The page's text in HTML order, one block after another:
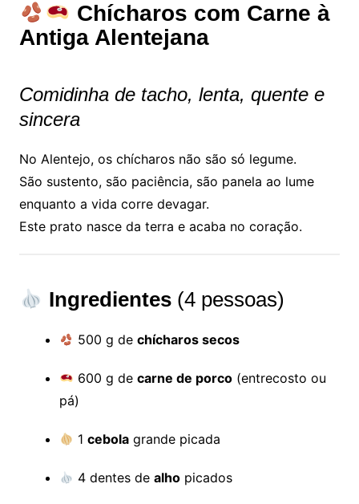
Chícharos com Carne à
Antiga Alentejana
Comidinha de tacho, lenta, quente e
sincera
No Alentejo, os chícharos não são só legume.
São sustento, são paciência, são panela ao lume
enquanto a vida corre devagar.
Este prato nasce da terra e acaba no coração.
Ingredientes(4 pessoas)
500 g dechícharos secos
600 g decarne de porco (entrecosto ou
pá)
1cebola grande picada
4 dentes dealho picados